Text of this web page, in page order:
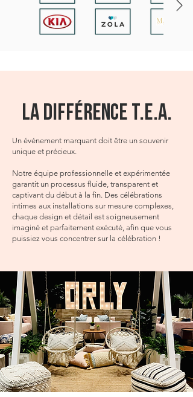
LA DIFFÉRENCE T.E.A.
Un événement marquant doit être un souvenir
unique et précieux.
Notre équipe professionnelle et expérimentée
garantit un processus fluide, transparent et
captivant du début à la fin. Des célébrations
intimes aux installations sur mesure complexes,
chaque design et détail est soigneusement
imaginé et parfaitement exécuté, afin que vous
puissiez vous concentrer sur la célébration !